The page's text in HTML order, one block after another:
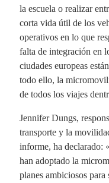
la escuela o realizar
corta vida útil de los
operativos en lo que
falta de integración en
ciudades europeas
todo ello, la
de todos los viajes
Jennifer Dungs,
transporte y la
informe, ha declarado:
han adoptado la
planes ambiciosos